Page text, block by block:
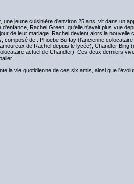
une jeune cuisinière d'environ 25 ans, vit dans un
d'enfance, Rachel Green, qu'elle n'avait plus vue
de leur mariage. Rachel devient alors la nouvelle
composé de : Phoebe Buffay (l'ancienne
de Rachel depuis le lycée), Chandler Bing
actuel de Chandler). Ces deux derniers
la vie quotidienne de ces six amis, ainsi que